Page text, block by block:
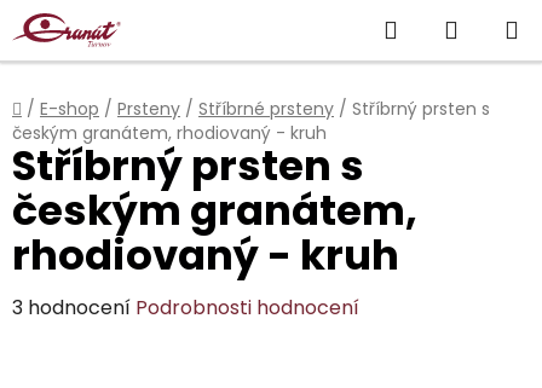
Přejít
na
obsah
Hledat
KOŠÍK
Domů
/ E-shop / Prsteny / Stříbrné prsteny / Stříbrný prsten s
českým granátem, rhodiovaný - kruh
Stříbrný prsten s
českým granátem,
rhodiovaný - kruh
Průměrné
3 hodnocení Podrobnosti hodnocení